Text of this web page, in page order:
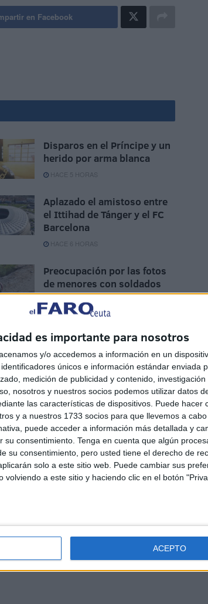
es importante para nosotros
y/o accedemos a información en un
únicos e información estándar enviada
medición de publicidad y contenido,
nosotros y nuestros socios podemos utilizar datos
las características de dispositivos. Puede hacer
y a nuestros 1733 socios para que llevemos a
puede acceder a información más detallada y
su consentimiento. Tenga en cuenta que algún
su consentimiento, pero usted tiene el derecho de
solo a este sitio web. Puede cambiar sus
volviendo a este sitio y haciendo clic en el botón
ACEPTO
en Facebook
Disparos en el Príncipe y un
herido por arma blanca
HACE 5 HORAS
Aplazado el amistoso entre
el Ittihad de Tánger y el FC
Barcelona
HACE 6 HORAS
Preocupación por las fotos
de menores con soldados
trasladados a la frontera
HACE 6 HORAS
legal – Protección de datos Política de cookies